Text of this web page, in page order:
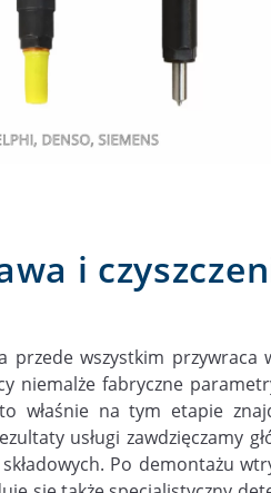
i
przede wszystkim
niemalże fabryczne
właśnie na tym etapie
usługi zawdzięczamy
Po demontażu